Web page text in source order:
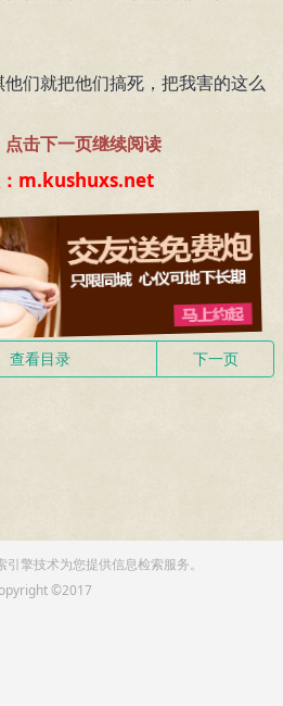
们就把他们搞死，把我害的这么
击下一页继续阅读
m.kushuxs.net
查看目录 下一页
擎技术为您提供信息检索服务。
©2017